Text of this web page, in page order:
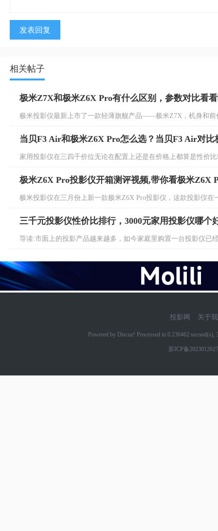
发表回复
相关帖子
极米Z7X和极米Z6X Pro有什么区别，参数对比看
极米投影仪最新上市了一款轻薄旗舰产品——极米Z7X，机身和前
当贝F3 Air和极米Z6X Pro怎么选？当贝F3 Air对比
家用投影仪在三四千价位无论在配置上还是在价格上都算是性价
极米Z6X Pro投影仪开箱测评视频,带你看极米Z6X
极米投影仪在三月份上新一款极米Z6X Pro投影仪，这款投影仪
三千元投影仪性价比排行，3000元家用投影仪哪个
导读:市面上的投影产品越来越多，如今家庭里购置一台投影仪已
投影网 关于
Powered by Discuz! Processed in 0.230462
苏ICP备